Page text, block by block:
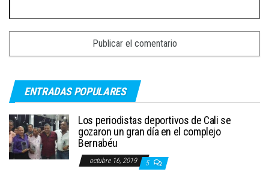
ENTRADAS POPULARES
Los periodistas deportivos de Cali se
gozaron un gran día en el complejo
Bernabéu
octubre 16, 2019 5